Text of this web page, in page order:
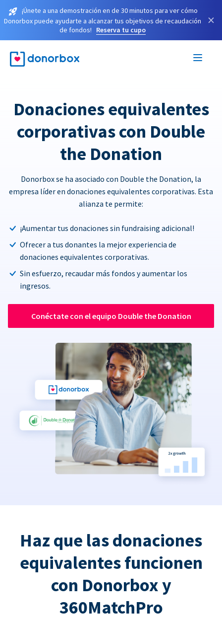
¡Únete a una demostración en de 30 minutos para ver cómo
Donorbox puede ayudarte a alcanzar tus objetivos de recaudación
de fondos!
Reserva tu cupo
×
Donaciones equivalentes
corporativas con Double
the Donation
Donorbox se ha asociado con Double the Donation, la
empresa líder en donaciones equivalentes corporativas. Esta
alianza te permite:
¡Aumentar tus donaciones sin fundraising adicional!
Ofrecer a tus donantes la mejor experiencia de
donaciones equivalentes corporativas.
Sin esfuerzo, recaudar más fondos y aumentar los
ingresos.
Conéctate con el equipo Double the Donation
Haz que las donaciones
equivalentes funcionen
con Donorbox y
360MatchPro